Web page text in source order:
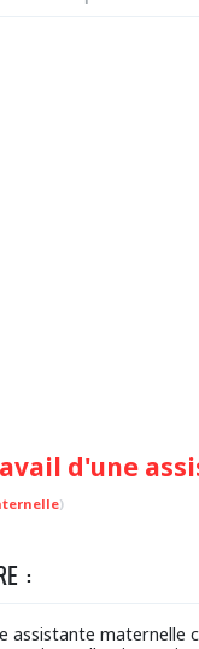
d'une
)
:
assistante maternelle